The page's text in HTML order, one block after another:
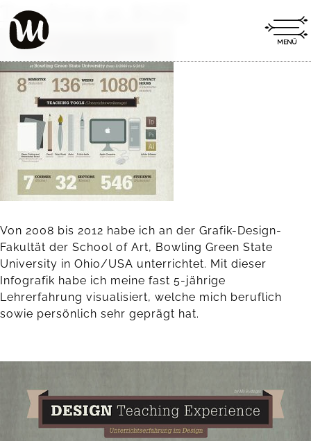
Teaching at BGSU
Von 2008 bis 2012 habe ich an der Grafik-Design-
Fakultät der School of Art, Bowling Green State
University in Ohio/USA unterrichtet. Mit dieser
Infografik habe ich meine fast 5-jährige
Lehrerfahrung visualisiert, welche mich beruflich
sowie persönlich sehr geprägt hat.